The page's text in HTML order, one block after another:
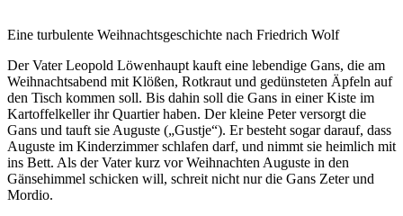
Eine turbulente Weihnachtsgeschichte nach Friedrich Wolf
Der Vater Leopold Löwenhaupt kauft eine lebendige Gans, die am
Weihnachtsabend mit Klößen, Rotkraut und gedünsteten Äpfeln auf
den Tisch kommen soll. Bis dahin soll die Gans in einer Kiste im
Kartoffelkeller ihr Quartier haben. Der kleine Peter versorgt die
Gans und tauft sie Auguste („Gustje“). Er besteht sogar darauf, dass
Auguste im Kinderzimmer schlafen darf, und nimmt sie heimlich mit
ins Bett. Als der Vater kurz vor Weihnachten Auguste in den
Gänsehimmel schicken will, schreit nicht nur die Gans Zeter und
Mordio.